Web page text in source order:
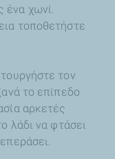
ένα χωνί.
τοποθετήστε
τον
το επίπεδο
αρκετές
λάδι να φτάσει